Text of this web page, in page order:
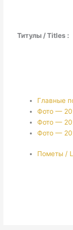
Титулы / Titles :
Главные
Фото —
Фото —
Фото —
Пометы /